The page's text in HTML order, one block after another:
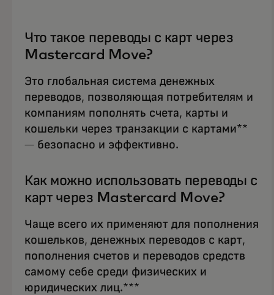
Что такое переводы с карт через
Mastercard Move?
Это глобальная система денежных
переводов, позволяющая потребителям и
компаниям пополнять счета, карты и
кошельки через транзакции с картами**
— безопасно и эффективно.
Как можно использовать переводы с
карт через Mastercard Move?
Чаще всего их применяют для пополнения
кошельков, денежных переводов с карт,
пополнения счетов и переводов средств
самому себе среди физических и
юридических лиц.***